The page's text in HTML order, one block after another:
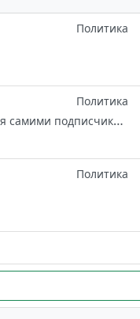
Политика
Политика
Обсуждаем идеи и шаги по освобождению Беларуси. Канал модерируется самими подписчиками. Пришлите ваше сообщение в канал через бот @dumka_by_bot. ТОП Думки @dumka_by_top.
Политика